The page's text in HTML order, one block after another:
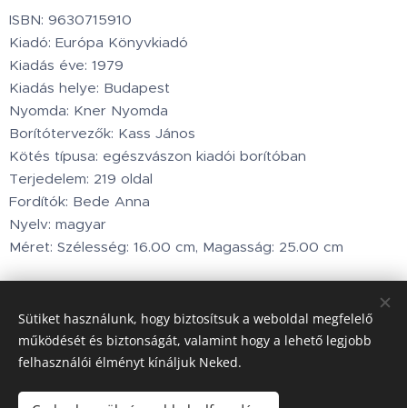
ISBN: 9630715910
Kiadó: Európa Könyvkiadó
Kiadás éve: 1979
Kiadás helye: Budapest
Nyomda: Kner Nyomda
Borítótervezők: Kass János
Kötés típusa: egészvászon kiadói borítóban
Terjedelem: 219 oldal
Fordítók: Bede Anna
Nyelv: magyar
Méret: Szélesség: 16.00 cm, Magasság: 25.00 cm
Minden jog fenntartva © 2002.www.holdbarka.com
Sütik
Sütiket használunk, hogy biztosítsuk a weboldal megfelelő
működését és biztonságát, valamint hogy a lehető legjobb
felhasználói élményt kínáljuk Neked.